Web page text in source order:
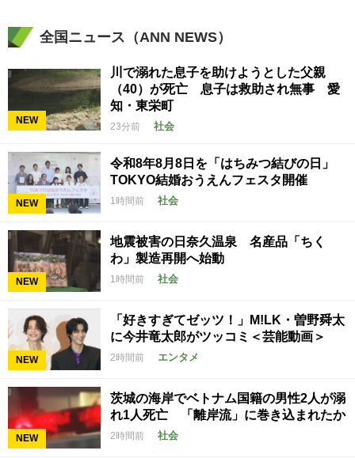
全国ニュース（ANN NEWS）
NEW
川で溺れた息子を助けようとした父親
（40）が死亡 息子は救助され無事 愛
知・東栄町
23分前 社会
NEW
令和8年8月8日を「はちみつ結びの日」
TOKYO結婚おうえんフェスタ開催
1時間前 社会
NEW
地震被害の日奈久温泉 名産品「ちく
わ」製造再開へ始動
1時間前 社会
NEW
「好きすぎてゼッツ！」M!LK・曽野舜太
に今井竜太郎がツッコミ＜芸能動画＞
2時間前 エンタメ
NEW
茨城の海岸でベトナム国籍の男性2人が溺
れ1人死亡 「離岸流」に巻き込まれたか
2時間前 社会